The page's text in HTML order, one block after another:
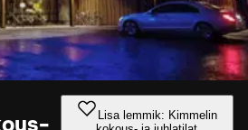
Lisa lemmik: Kimmelin